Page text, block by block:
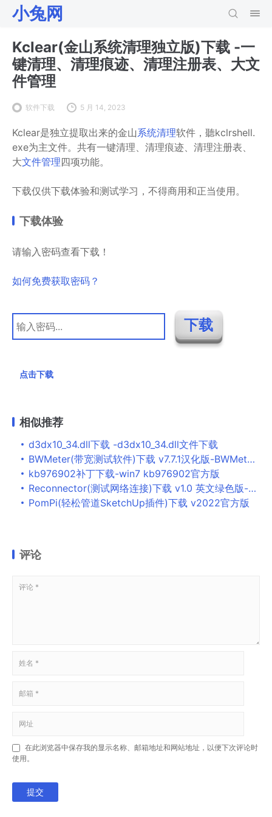
小兔网
Kclear(金山系统清理独立版)下载 -一
键清理、清理痕迹、清理注册表、大文
件管理
软件下载 5 月 14, 2023
Kclear是独立提取出来的金山系统清理软件，聽kclrshell.
exe为主文件。共有一键清理、清理痕迹、清理注册表、
大文件管理四项功能。
下载仅供下载体验和测试学习，不得商用和正当使用。
下载体验
请输入密码查看下载！
如何免费获取密码？
点击下载
相似推荐
d3dx10_34.dll下载 -d3dx10_34.dll文件下载
BWMeter(带宽测试软件)下载 v7.7.1汉化版-BWMeter是一款功能强大的带
kb976902补丁下载-win7 kb976902官方版
Reconnector(测试网络连接)下载 v1.0 英文绿色版-这个小软件可以Reconnect
PomPi(轻松管道SketchUp插件)下载 v2022官方版
评论
在此浏览器中保存我的显示名称、邮箱地址和网站地址，以便下次评论时
使用。
提交